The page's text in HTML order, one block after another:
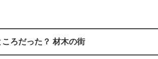
ろだった？ 材木の街